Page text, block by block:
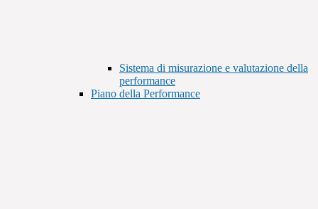
Sistema di misurazione e valutazione della
performance
Piano della Performance